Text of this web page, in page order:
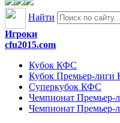
Найти
Игроки
cfu2015.com
Кубок КФС
Кубок Премьер-
Суперкубок КФС
Чемпионат
Чемпионат